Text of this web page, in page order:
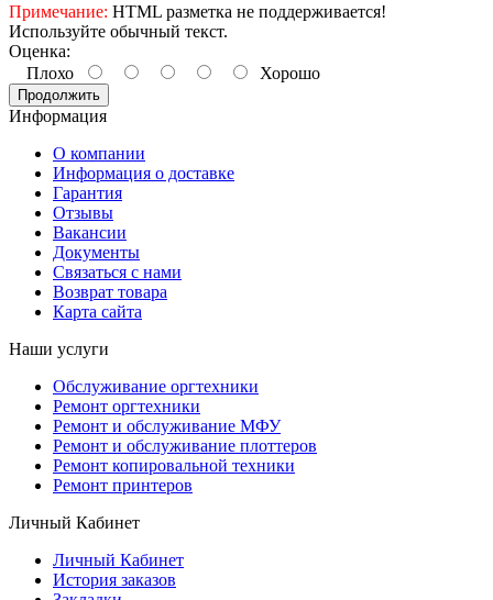
Примечание: HTML разметка не поддерживается!
Используйте обычный текст.
Оценка:
Плохо
Хорошо
Продолжить
Информация
О компании
Информация о доставке
Гарантия
Отзывы
Вакансии
Документы
Связаться с нами
Возврат товара
Карта сайта
Наши услуги
Обслуживание оргтехники
Ремонт оргтехники
Ремонт и обслуживание МФУ
Ремонт и обслуживание плоттеров
Ремонт копировальной техники
Ремонт принтеров
Личный Кабинет
Личный Кабинет
История заказов